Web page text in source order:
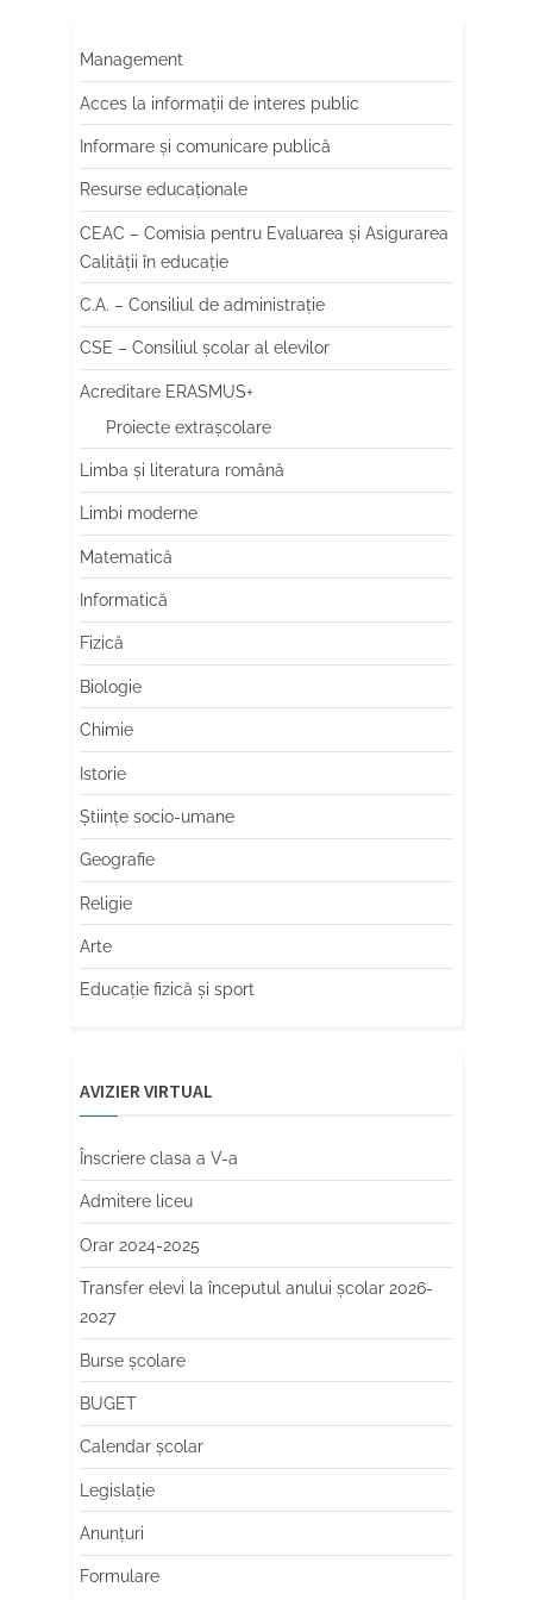
societate.
RO01-KA121-SCH-
000341999,pentru mobilitățile
de grup din Italia și Franța, din
lunile aprilie și iunie 2026.
Felicitări pentru selecție și
pentru perseverență!
tuturor participanților la
Management
Acces la informații de interes public
Informare și comunicare publică
Resurse educaționale
CEAC – Comisia pentru Evaluarea și Asigurarea
Calității în educație
C.A. – Consiliul de administrație
CSE – Consiliul școlar al elevilor
Acreditare ERASMUS+
Proiecte extrașcolare
Limba şi literatura română
Limbi moderne
Matematică
Informatică
Fizică
Biologie
Chimie
Istorie
Științe socio-umane
Geografie
Religie
Arte
Educaţie fizică şi sport
AVIZIER VIRTUAL
Înscriere clasa a V-a
Admitere liceu
Orar 2024-2025
Transfer elevi la începutul anului școlar 2026-
2027
Burse școlare
BUGET
Calendar școlar
Legislație
Anunțuri
Formulare